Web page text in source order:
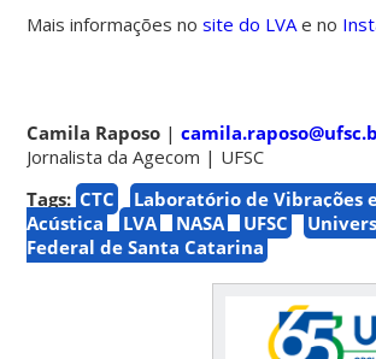
Mais informações nosite do LVA e no
Camila Raposo |
Jornalista da Agecom | UFSC
Tags: CTC
Laboratório de Vibrações
Acústica
LVA NASA UFSC
Federal de Santa Catarina